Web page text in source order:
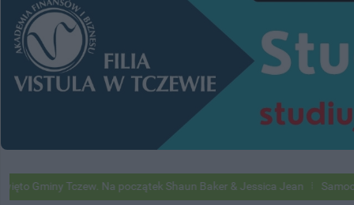
Tczew. Na początek Shaun Baker & Jessica Jean Samochody